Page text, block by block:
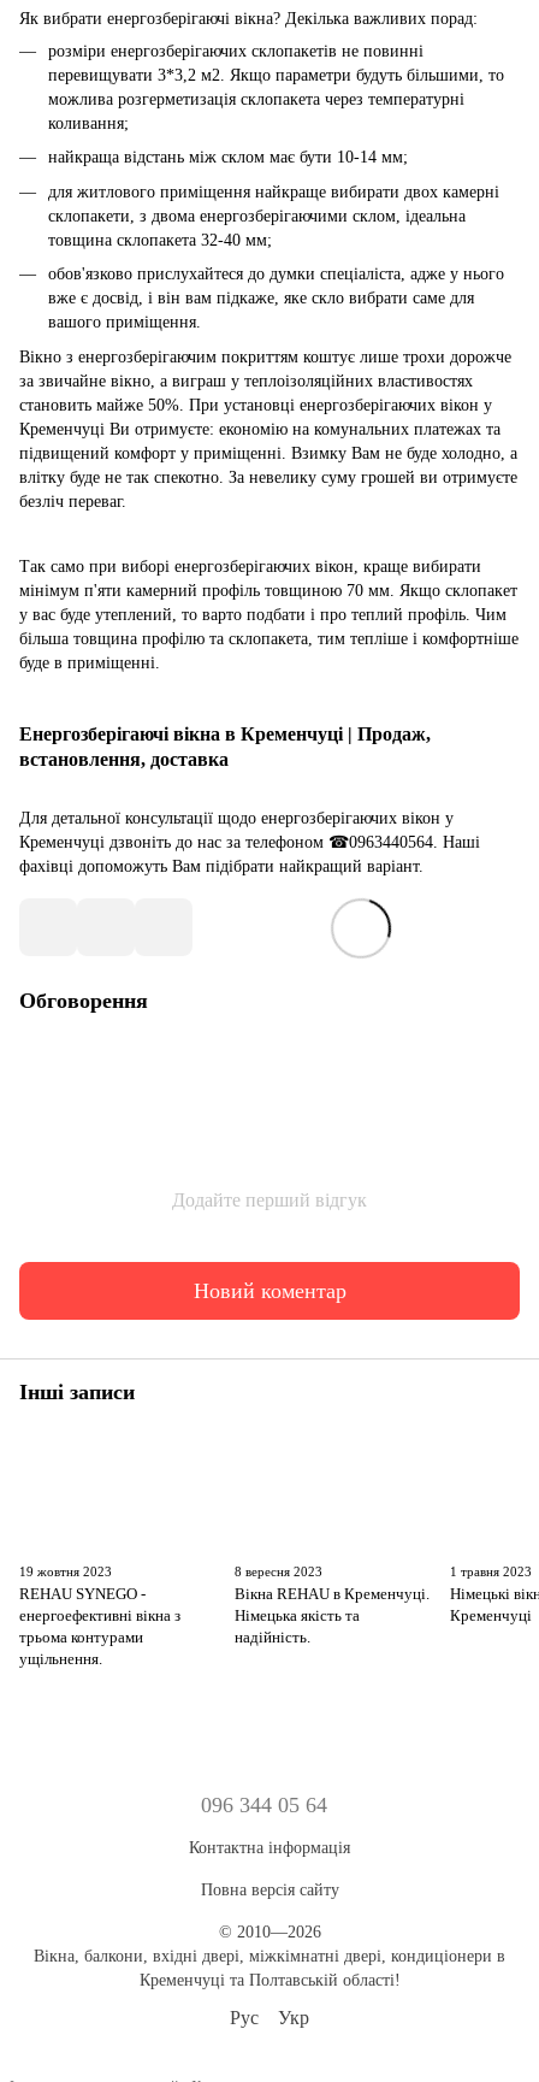
Як вибрати енергозберігаючі вікна? Декілька важливих порад:
розміри енергозберігаючих склопакетів не повинні
перевищувати 3*3,2 м2. Якщо параметри будуть більшими, то
можлива розгерметизація склопакета через температурні
коливання;
найкраща відстань між склом має бути 10-14 мм;
для житлового приміщення найкраще вибирати двох камерні
склопакети, з двома енергозберігаючими склом, ідеальна
товщина склопакета 32-40 мм;
обов'язково прислухайтеся до думки спеціаліста, адже у нього
вже є досвід, і він вам підкаже, яке скло вибрати саме для
вашого приміщення.
Вікно з енергозберігаючим покриттям коштує лише трохи дорожче
за звичайне вікно, а виграш у теплоізоляційних властивостях
становить майже 50%. При установці енергозберігаючих вікон у
Кременчуці Ви отримуєте: економію на комунальних платежах та
підвищений комфорт у приміщенні. Взимку Вам не буде холодно, а
влітку буде не так спекотно. За невелику суму грошей ви отримуєте
безліч переваг.
Так само при виборі енергозберігаючих вікон, краще вибирати
мінімум п'яти камерний профіль товщиною 70 мм. Якщо склопакет
у вас буде утеплений, то варто подбати і про теплий профіль. Чим
більша товщина профілю та склопакета, тим тепліше і комфортніше
буде в приміщенні.
Енергозберігаючі вікна в Кременчуці | Продаж,
встановлення, доставка
Для детальної консультації щодо енергозберігаючих вікон у
Кременчуці дзвоніть до нас за телефоном ☎0963440564. Наші
фахівці допоможуть Вам підібрати найкращий варіант.
Обговорення
Додайте перший відгук
Новий коментар
Інші записи
19 жовтня 2023
REHAU SYNEGO -
енергоефективні вікна з
трьома контурами
ущільнення.
8 вересня 2023
Вікна REHAU в Кременчуці.
Німецька якість та
надійність.
1 травня 2023
Німецькі
Кременчуці
096 344 05 64
Контактна інформація
Повна версія сайту
© 2010—2026
Вікна, балкони, вхідні двері, міжкімнатні двері, кондиціонери в
Кременчуці та Полтавській області!
Рус Укр